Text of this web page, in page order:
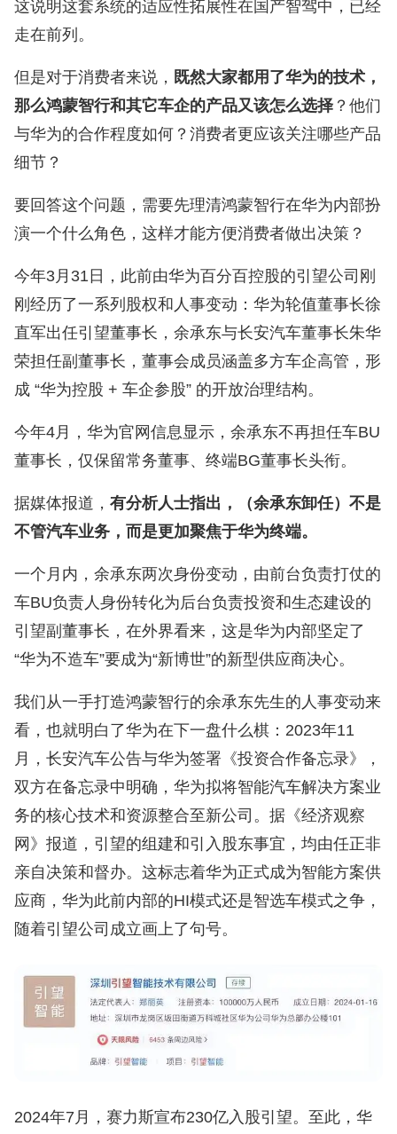
这说明这套系统的适应性拓展性在国产智驾中，已经
走在前列。
但是对于消费者来说， 既然大家都用了华为的技术，
那么鸿蒙智行和其它车企的产品又该怎么选择 ？他们
与华为的合作程度如何？消费者更应该关注哪些产品
细节？
要回答这个问题，需要先理清鸿蒙智行在华为内部扮
演一个什么角色，这样才能方便消费者做出决策？
今年3月31日，此前由华为百分百控股的引望公司刚
刚经历了一系列股权和人事变动：华为轮值董事长徐
直军出任引望董事长，余承东与长安汽车董事长朱华
荣担任副董事长，董事会成员涵盖多方车企高管，形
成 “华为控股 + 车企参股” 的开放治理结构。
今年4月，华为官网信息显示，余承东不再担任车BU
董事长，仅保留常务董事、终端BG董事长头衔。
据媒体报道， 有分析人士指出，（余承东卸任）不是
不管汽车业务，而是更加聚焦于华为终端。
一个月内，余承东两次身份变动，由前台负责打仗的
车BU负责人身份转化为后台负责投资和生态建设的
引望副董事长，在外界看来，这是华为内部坚定了
“华为不造车”要成为“新博世”的新型供应商决心。
我们从一手打造鸿蒙智行的余承东先生的人事变动来
看，也就明白了华为在下一盘什么棋：2023年11
月，长安汽车公告与华为签署《投资合作备忘录》，
双方在备忘录中明确，华为拟将智能汽车解决方案业
务的核心技术和资源整合至新公司。据《经济观察
网》报道，引望的组建和引入股东事宜，均由任正非
亲自决策和督办。这标志着华为正式成为智能方案供
应商，华为此前内部的HI模式还是智选车模式之争，
随着引望公司成立画上了句号。
2024年7月，赛力斯宣布230亿入股引望。至此，华